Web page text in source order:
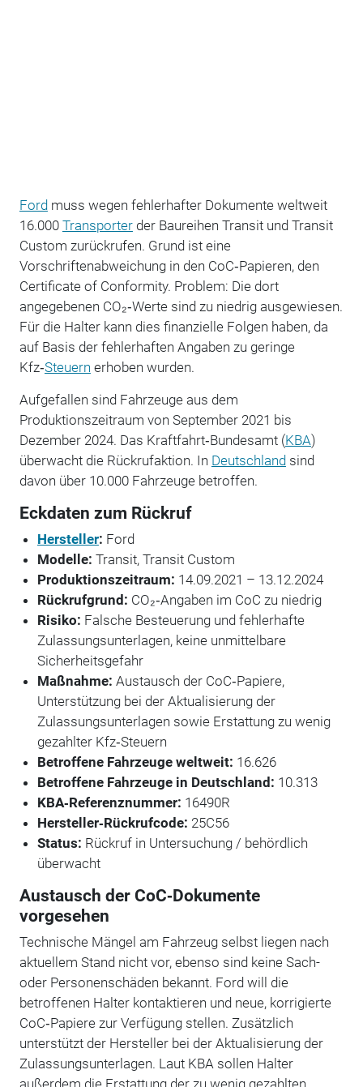
Fordmuss wegen fehlerhafter Dokumente weltweit
16.000 Transporterder Baureihen Transit und Transit
Custom zurückrufen. Grund ist eine
Vorschriftenabweichung in den CoC‑Papieren, den
Certificate of Conformity. Problem: Die dort
angegebenen CO₂‑Werte sind zu niedrig ausgewiesen.
Für die Halter kann dies finanzielle Folgen haben, da
auf Basis der fehlerhaften Angaben zu geringe
Kfz‑Steuern erhoben wurden.
Aufgefallen sind Fahrzeuge aus dem
Produktionszeitraum von September 2021 bis
Dezember 2024. Das Kraftfahrt‑Bundesamt (KBA)
überwacht die Rückrufaktion. In Deutschlandsind
davon über 10.000 Fahrzeuge betroffen.
Eckdaten zum Rückruf
Hersteller: Ford
Modelle: Transit, Transit Custom
Produktionszeitraum: 14.09.2021 – 13.12.2024
Rückrufgrund: CO₂‑Angaben im CoC zu niedrig
Risiko: Falsche Besteuerung und fehlerhafte
Zulassungsunterlagen, keine unmittelbare
Sicherheitsgefahr
Maßnahme: Austausch der CoC‑Papiere,
Unterstützung bei der Aktualisierung der
Zulassungsunterlagen sowie Erstattung zu wenig
gezahlter Kfz‑Steuern
Betroffene Fahrzeuge weltweit: 16.626
Betroffene Fahrzeuge in Deutschland: 10.313
KBA‑Referenznummer: 16490R
Hersteller‑Rückrufcode: 25C56
Status: Rückruf in Untersuchung / behördlich
überwacht
Austausch der CoC‑Dokumente
vorgesehen
Technische Mängel am Fahrzeug selbst liegen nach
aktuellem Stand nicht vor, ebenso sind keine Sach-
oder Personenschäden bekannt. Ford will die
betroffenen Halter kontaktieren und neue, korrigierte
CoC‑Papiere zur Verfügung stellen. Zusätzlich
unterstützt der Hersteller bei der Aktualisierung der
Zulassungsunterlagen. Laut KBA sollen Halter
außerdem die Erstattung der zu wenig gezahlten